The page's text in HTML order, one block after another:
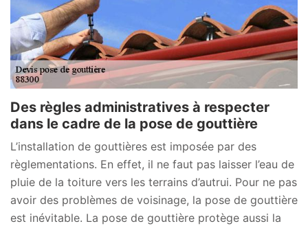
Des règles administratives à respecter
dans le cadre de la pose de gouttière
L’installation de gouttières est imposée par des
règlementations. En effet, il ne faut pas laisser l’eau de
pluie de la toiture vers les terrains d’autrui. Pour ne pas
avoir des problèmes de voisinage, la pose de gouttière
est inévitable. La pose de gouttière protège aussi la